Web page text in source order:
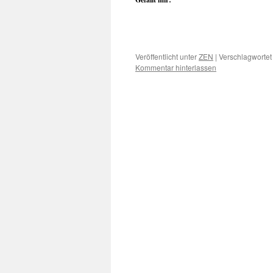
Veröffentlicht unterZEN |
Kommentar hinterlassen